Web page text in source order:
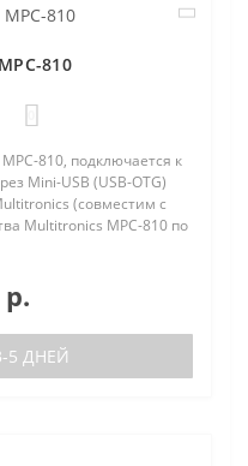
810
810, подключается к
Mini-USB (USB-OTG)
(совместим с
Multitronics MPC-810 по
5 ДНЕЙ